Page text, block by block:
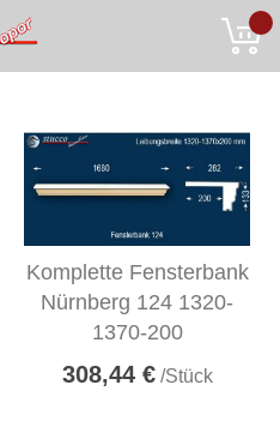
Komplette Fensterbank
Nürnberg 124 1320-
1370-200
308,44 €/Stück